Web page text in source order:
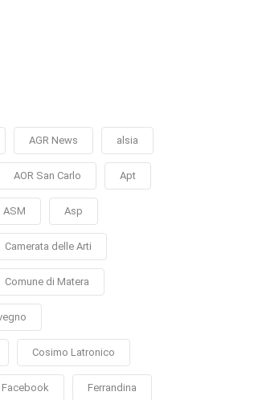
AGR News alsia
AOR San Carlo Apt
ASM Asp
Camerata delle Arti
Comune di Matera
Cosimo Latronico
Facebook Ferrandina